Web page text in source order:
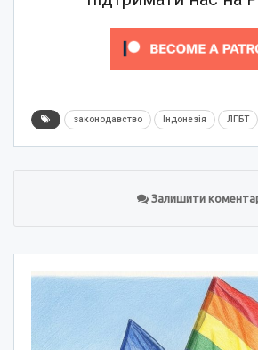
законодавство Індонезія ЛГБТ
Залишити